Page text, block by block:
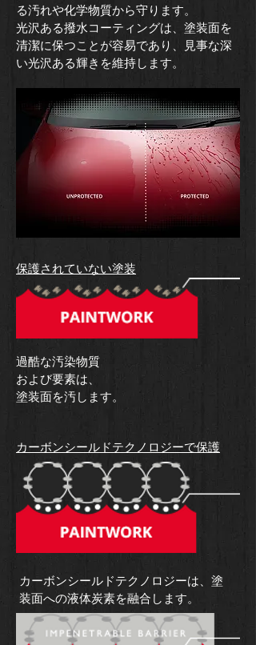
る汚れや化学物質から守ります。
​光沢ある撥水コーティングは、塗装面を
清潔に保つことが容易であり、見事な深
い光沢ある輝きを維持します。
​保護されていない塗装
​過酷な汚染物質
および要素は、
​塗装面を汚します。
​カーボンシールドテクノロジーで保護
​カーボンシールドテクノロジーは、塗
装面への液体炭素を融合します。